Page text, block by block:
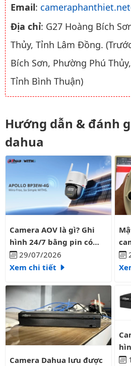
Email:
Địa chỉ: G27 Hoàng Bích
Thủy, Tỉnh Lâm Đồng.
Bích Sơn, Phường Phú
Tỉnh Bình Thuận)
Hướng dẫn & đánh
dahua
Camera AOV là gì? Ghi hình 24/7
Camera AOV là gì? Ghi
hình 24/7 bằng pin có
liên tục?
29/07/2026
Xem chi tiết
Camera Dahua lưu được bao nhiêu
Camera Dahua lưu được